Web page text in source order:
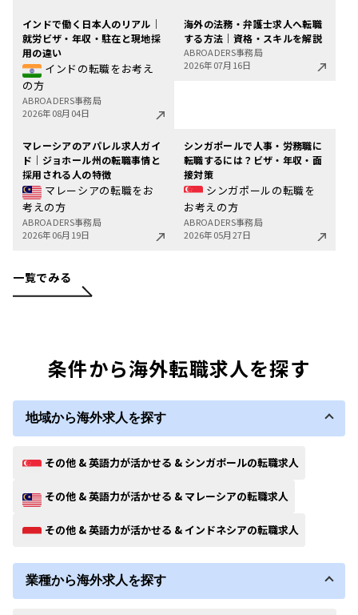
インドで働く日本人のリアル｜
就労ビザ・年収・駐在と現地採
用の違い
インドの転職をお考え
の方
ABROADERS事務局
2026年08月04日
海外の法務・弁護士求人へ転職
する方法｜資格・スキルを解説
ABROADERS事務局
2026年07月16日
マレーシアのアパレル求人ガイ
ド｜ジョホール州の転職事情と
採用される人の特徴
マレーシアの転職をお
考えの方
ABROADERS事務局
2026年06月19日
シンガポールで人事・労務職に
転職するには？ビザ・年収・面
接対策
シンガポールの転職を
お考えの方
ABROADERS事務局
2026年05月27日
一覧でみる
条件から海外転職求人を探す
地域から海外求人を探す
その他 & 英語力が活かせる & シンガポールの転職求人
その他 & 英語力が活かせる & マレーシアの転職求人
その他 & 英語力が活かせる & インドネシアの転職求人
業種から海外求人を探す